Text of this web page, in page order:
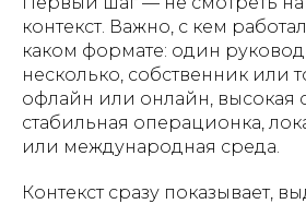
контекст. Важно, с кем
каком формате: один
несколько, собственник или
офлайн или онлайн, высокая
стабильная операционка,
или международная среда.
Контекст сразу показывает,